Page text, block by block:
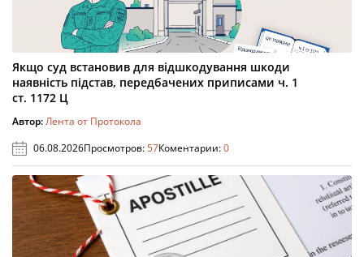
Якщо суд встановив для відшкодування шкоди
наявність підстав, передбачених приписами ч. 1
ст. 1172 Ц
Автор:Лента от Протокола
06.08.2026Просмотров:57Коментарии:0